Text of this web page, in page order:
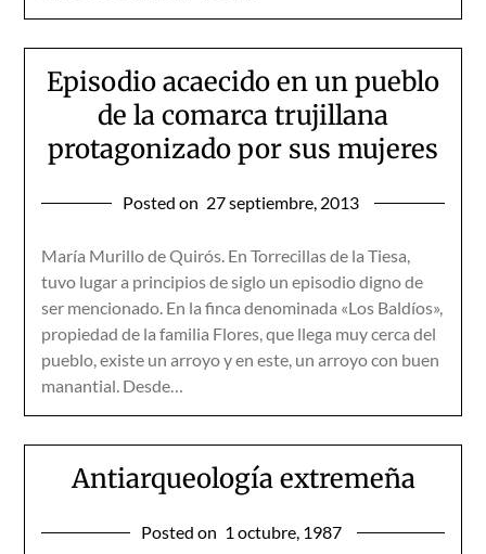
Episodio acaecido en un pueblo
de la comarca trujillana
protagonizado por sus mujeres
Posted on 27 septiembre, 2013
María Murillo de Quirós. En Torrecillas de la Tiesa,
tuvo lugar a principios de siglo un episo­dio digno de
ser mencionado. En la finca denominada «Los Baldíos»,
propiedad de la familia Flores, que llega muy cerca del
pueblo, existe un arroyo y en este, un arroyo con buen
manantial. Desde…
Antiarqueología extremeña
Posted on 1 octubre, 1987